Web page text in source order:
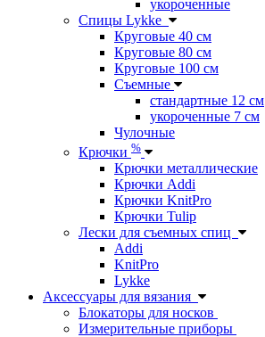
укороченные
Спицы Lykke
Круговые 40 см
Круговые 80 см
Круговые 100 см
Съемные
стандартные 12 см
укороченные 7 см
Чулочные
Крючки %
Крючки металлические
Крючки Addi
Крючки KnitPro
Крючки Tulip
Лески для съемных спиц
Addi
KnitPro
Lykke
Аксессуары для вязания
Блокаторы для носков
Измерительные приборы